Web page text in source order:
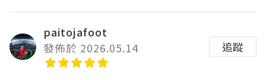
paitojafoot
發佈於 2026.05.14
追蹤